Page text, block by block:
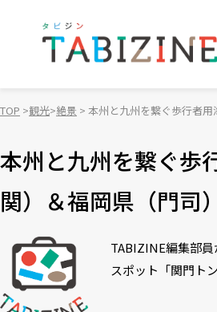
TOP 観光 絶景 本州と九州を繋ぐ歩行者用
本州と九州を繋ぐ歩
関）＆福岡県（門司
TABIZINE編集部
スポット「関門ト